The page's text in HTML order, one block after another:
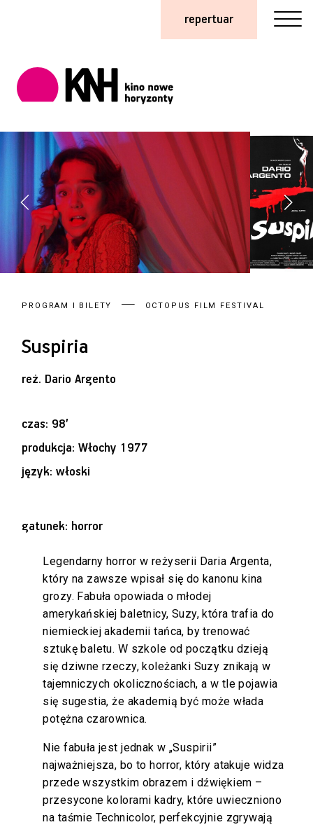
repertuar
PROGRAM I BILETY OCTOPUS FILM FESTIVAL
Suspiria
reż. Dario Argento
czas: 98’
produkcja: Włochy 1977
język: włoski
gatunek: horror
Legendarny horror w reżyserii Daria Argenta,
który na zawsze wpisał się do kanonu kina
grozy. Fabuła opowiada o młodej
amerykańskiej baletnicy, Suzy, która trafia do
niemieckiej akademii tańca, by trenować
sztukę baletu. W szkole od początku dzieją
się dziwne rzeczy, koleżanki Suzy znikają w
tajemniczych okolicznościach, a w tle pojawia
się sugestia, że akademią być może włada
potężna czarownica.
Nie fabuła jest jednak w „Suspirii”
najważniejsza, bo to horror, który atakuje widza
przede wszystkim obrazem i dźwiękiem –
przesycone kolorami kadry, które uwieczniono
na taśmie Technicolor, perfekcyjnie zgrywają